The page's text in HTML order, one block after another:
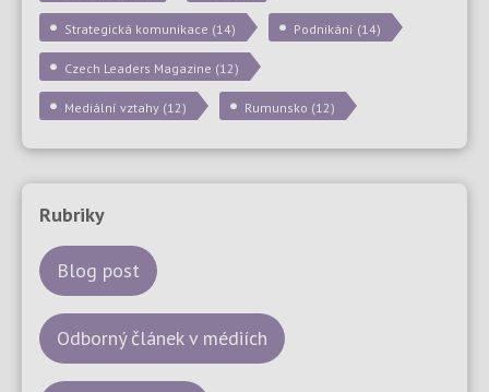
Strategická komunikace (14) Podnikání (14)
Czech Leaders Magazine (12)
Mediální vztahy (12) Rumunsko (12)
Rubriky
Blog post
Odborný článek v médiích